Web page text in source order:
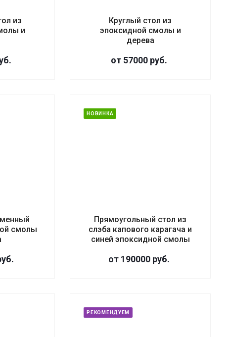
из
и
Круглый стол из
эпоксидной смолы и
дерева
от 57000 руб.
смолы
НОВИНКА
Прямоугольный стол из
слэба капового карагача и
синей эпоксидной смолы
от 190000 руб.
РЕКОМЕНДУЕМ